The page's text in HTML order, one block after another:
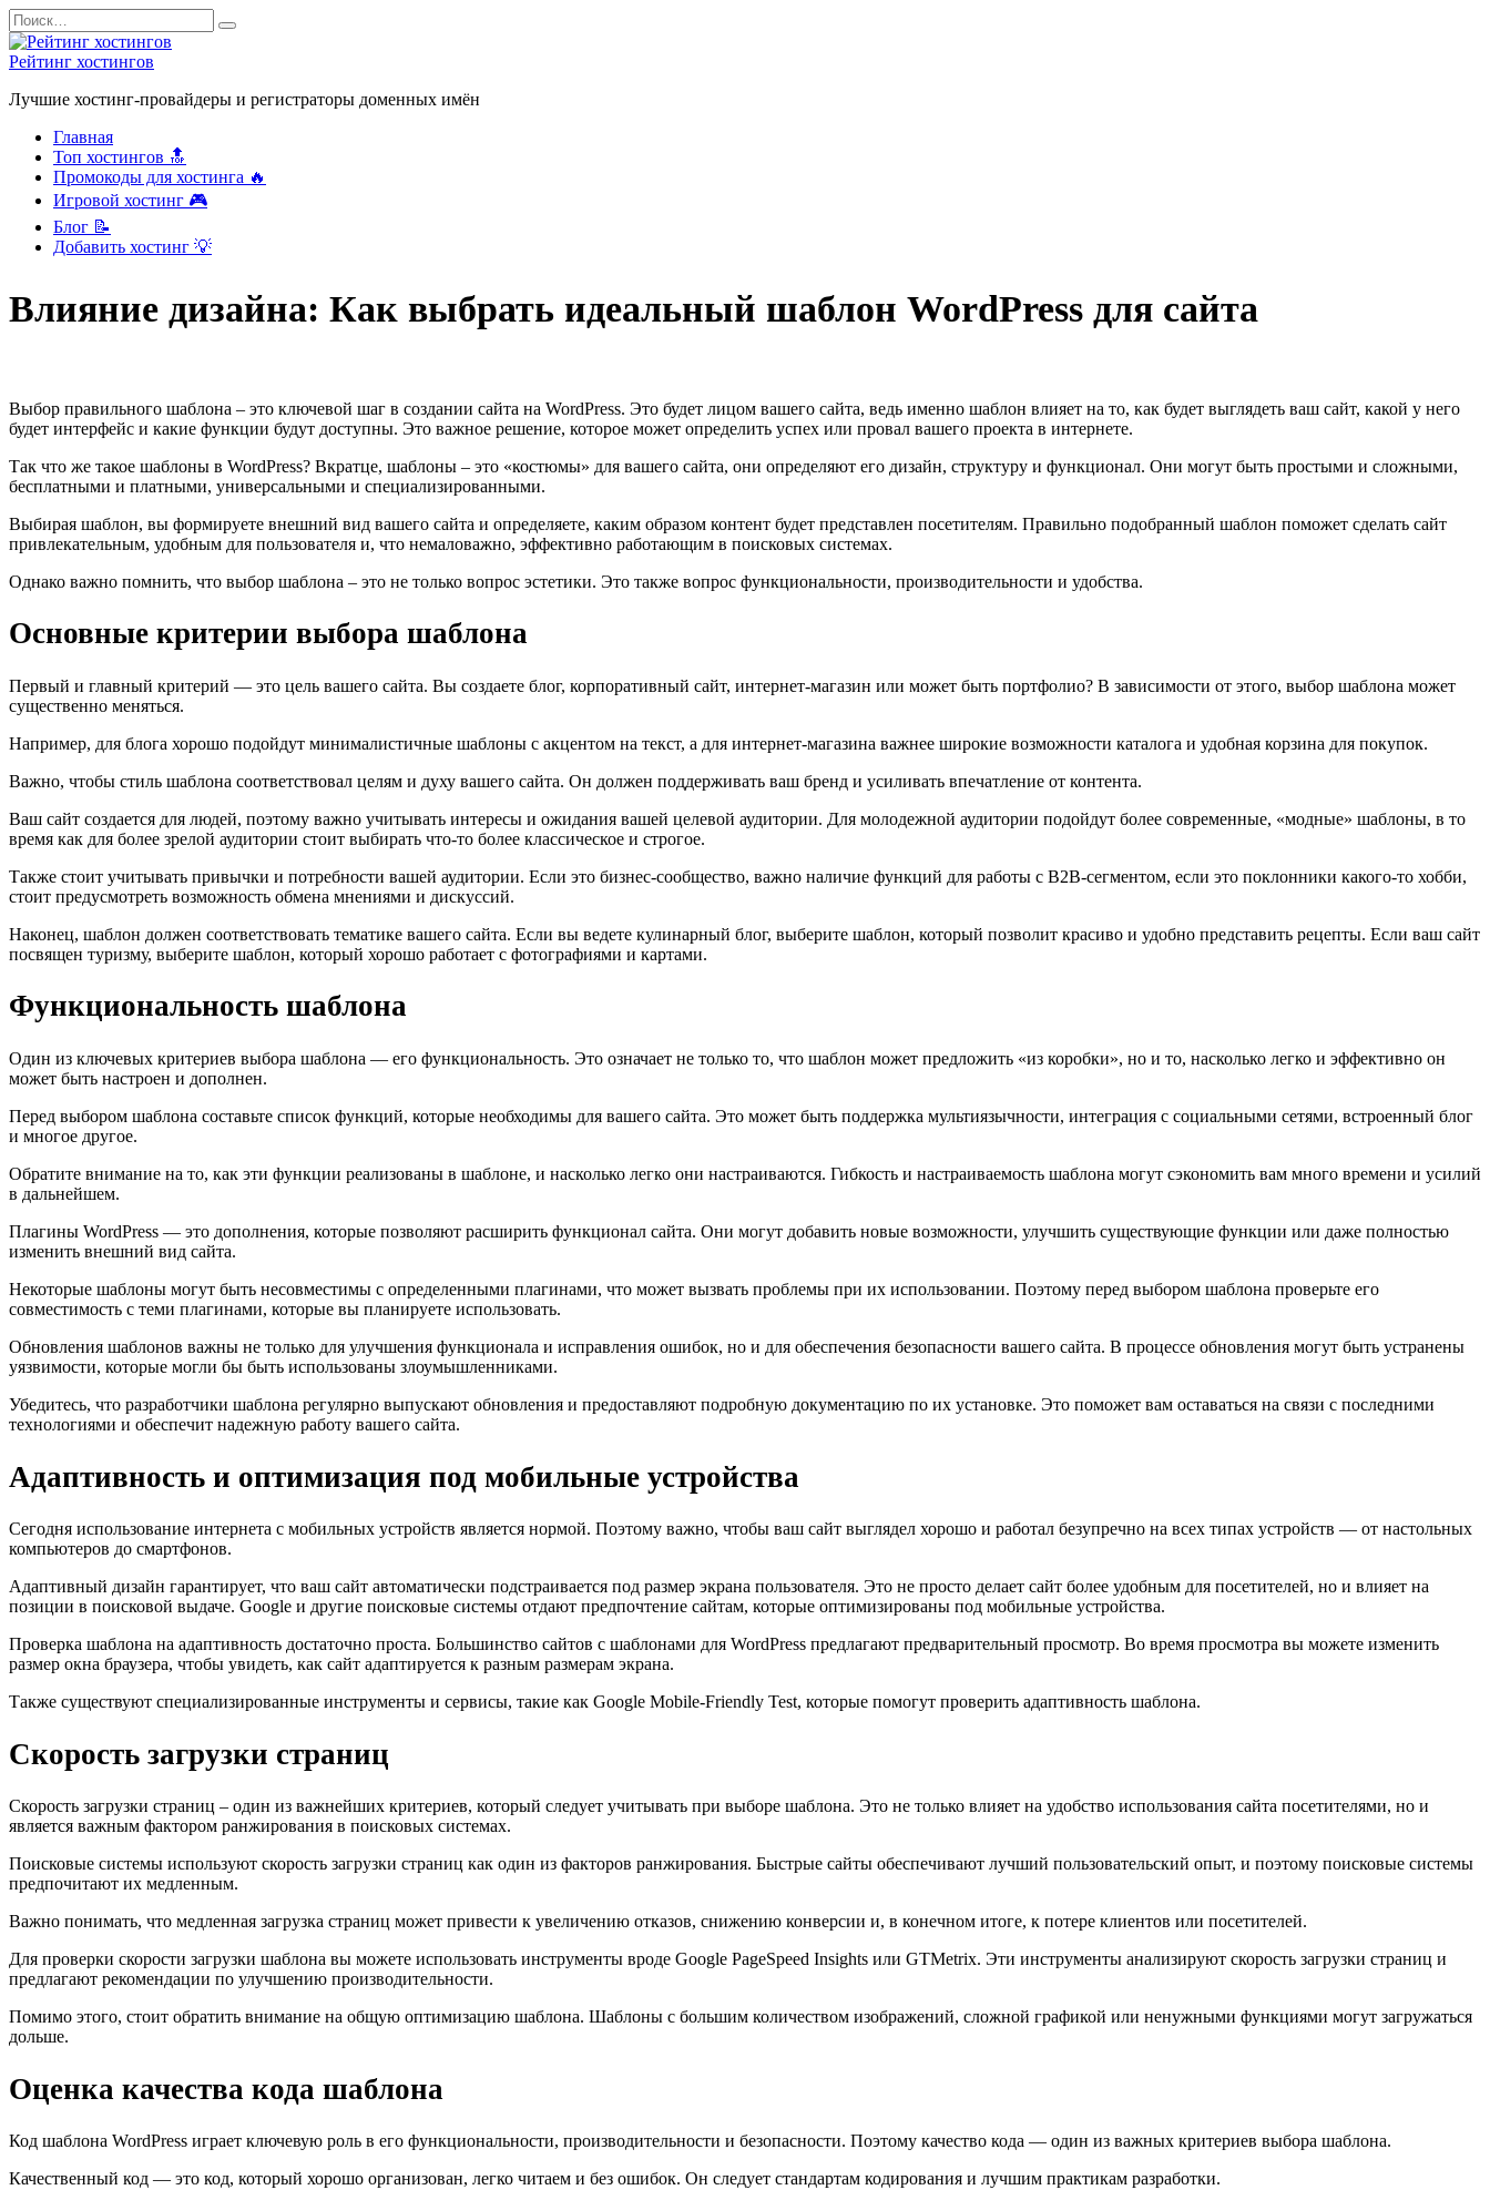
Перейти
к
содержанию
Search
for:
Рейтинг хостингов
Лучшие хостинг-провайдеры и регистраторы доменных имён
Главная
Топ хостингов 🔝
Промокоды для хостинга 🔥
Игровой хостинг 🎮
Блог 📝
Добавить хостинг 💡
Влияние дизайна: Как выбрать идеальный шаблон WordPress для сайта
Выбор правильного шаблона – это ключевой шаг в создании сайта на WordPress. Это будет лицом вашего сайта, ведь именно шаблон влияет на то, как будет выглядеть ваш сайт, какой у него
будет интерфейс и какие функции будут доступны. Это важное решение, которое может определить успех или провал вашего проекта в интернете.
Так что же такое шаблоны в WordPress? Вкратце, шаблоны – это «костюмы» для вашего сайта, они определяют его дизайн, структуру и функционал. Они могут быть простыми и сложными,
бесплатными и платными, универсальными и специализированными.
Выбирая шаблон, вы формируете внешний вид вашего сайта и определяете, каким образом контент будет представлен посетителям. Правильно подобранный шаблон поможет сделать сайт
привлекательным, удобным для пользователя и, что немаловажно, эффективно работающим в поисковых системах.
Однако важно помнить, что выбор шаблона – это не только вопрос эстетики. Это также вопрос функциональности, производительности и удобства.
Основные критерии выбора шаблона
Первый и главный критерий — это цель вашего сайта. Вы создаете блог, корпоративный сайт, интернет-магазин или может быть портфолио? В зависимости от этого, выбор шаблона может
существенно меняться.
Например, для блога хорошо подойдут минималистичные шаблоны с акцентом на текст, а для интернет-магазина важнее широкие возможности каталога и удобная корзина для покупок.
Важно, чтобы стиль шаблона соответствовал целям и духу вашего сайта. Он должен поддерживать ваш бренд и усиливать впечатление от контента.
Ваш сайт создается для людей, поэтому важно учитывать интересы и ожидания вашей целевой аудитории. Для молодежной аудитории подойдут более современные, «модные» шаблоны, в то
время как для более зрелой аудитории стоит выбирать что-то более классическое и строгое.
Также стоит учитывать привычки и потребности вашей аудитории. Если это бизнес-сообщество, важно наличие функций для работы с B2B-сегментом, если это поклонники какого-то хобби,
стоит предусмотреть возможность обмена мнениями и дискуссий.
Наконец, шаблон должен соответствовать тематике вашего сайта. Если вы ведете кулинарный блог, выберите шаблон, который позволит красиво и удобно представить рецепты. Если ваш сайт
посвящен туризму, выберите шаблон, который хорошо работает с фотографиями и картами.
Функциональность шаблона
Один из ключевых критериев выбора шаблона — его функциональность. Это означает не только то, что шаблон может предложить «из коробки», но и то, насколько легко и эффективно он
может быть настроен и дополнен.
Перед выбором шаблона составьте список функций, которые необходимы для вашего сайта. Это может быть поддержка мультиязычности, интеграция с социальными сетями, встроенный блог
и многое другое.
Обратите внимание на то, как эти функции реализованы в шаблоне, и насколько легко они настраиваются. Гибкость и настраиваемость шаблона могут сэкономить вам много времени и усилий
в дальнейшем.
Плагины WordPress — это дополнения, которые позволяют расширить функционал сайта. Они могут добавить новые возможности, улучшить существующие функции или даже полностью
изменить внешний вид сайта.
Некоторые шаблоны могут быть несовместимы с определенными плагинами, что может вызвать проблемы при их использовании. Поэтому перед выбором шаблона проверьте его
совместимость с теми плагинами, которые вы планируете использовать.
Обновления шаблонов важны не только для улучшения функционала и исправления ошибок, но и для обеспечения безопасности вашего сайта. В процессе обновления могут быть устранены
уязвимости, которые могли бы быть использованы злоумышленниками.
Убедитесь, что разработчики шаблона регулярно выпускают обновления и предоставляют подробную документацию по их установке. Это поможет вам оставаться на связи с последними
технологиями и обеспечит надежную работу вашего сайта.
Адаптивность и оптимизация под мобильные устройства
Сегодня использование интернета с мобильных устройств является нормой. Поэтому важно, чтобы ваш сайт выглядел хорошо и работал безупречно на всех типах устройств — от настольных
компьютеров до смартфонов.
Адаптивный дизайн гарантирует, что ваш сайт автоматически подстраивается под размер экрана пользователя. Это не просто делает сайт более удобным для посетителей, но и влияет на
позиции в поисковой выдаче. Google и другие поисковые системы отдают предпочтение сайтам, которые оптимизированы под мобильные устройства.
Проверка шаблона на адаптивность достаточно проста. Большинство сайтов с шаблонами для WordPress предлагают предварительный просмотр. Во время просмотра вы можете изменить
размер окна браузера, чтобы увидеть, как сайт адаптируется к разным размерам экрана.
Также существуют специализированные инструменты и сервисы, такие как Google Mobile-Friendly Test, которые помогут проверить адаптивность шаблона.
Скорость загрузки страниц
Скорость загрузки страниц – один из важнейших критериев, который следует учитывать при выборе шаблона. Это не только влияет на удобство использования сайта посетителями, но и
является важным фактором ранжирования в поисковых системах.
Поисковые системы используют скорость загрузки страниц как один из факторов ранжирования. Быстрые сайты обеспечивают лучший пользовательский опыт, и поэтому поисковые системы
предпочитают их медленным.
Важно понимать, что медленная загрузка страниц может привести к увеличению отказов, снижению конверсии и, в конечном итоге, к потере клиентов или посетителей.
Для проверки скорости загрузки шаблона вы можете использовать инструменты вроде Google PageSpeed Insights или GTMetrix. Эти инструменты анализируют скорость загрузки страниц и
предлагают рекомендации по улучшению производительности.
Помимо этого, стоит обратить внимание на общую оптимизацию шаблона. Шаблоны с большим количеством изображений, сложной графикой или ненужными функциями могут загружаться
дольше.
Оценка качества кода шаблона
Код шаблона WordPress играет ключевую роль в его функциональности, производительности и безопасности. Поэтому качество кода — один из важных критериев выбора шаблона.
Качественный код — это код, который хорошо организован, легко читаем и без ошибок. Он следует стандартам кодирования и лучшим практикам разработки.